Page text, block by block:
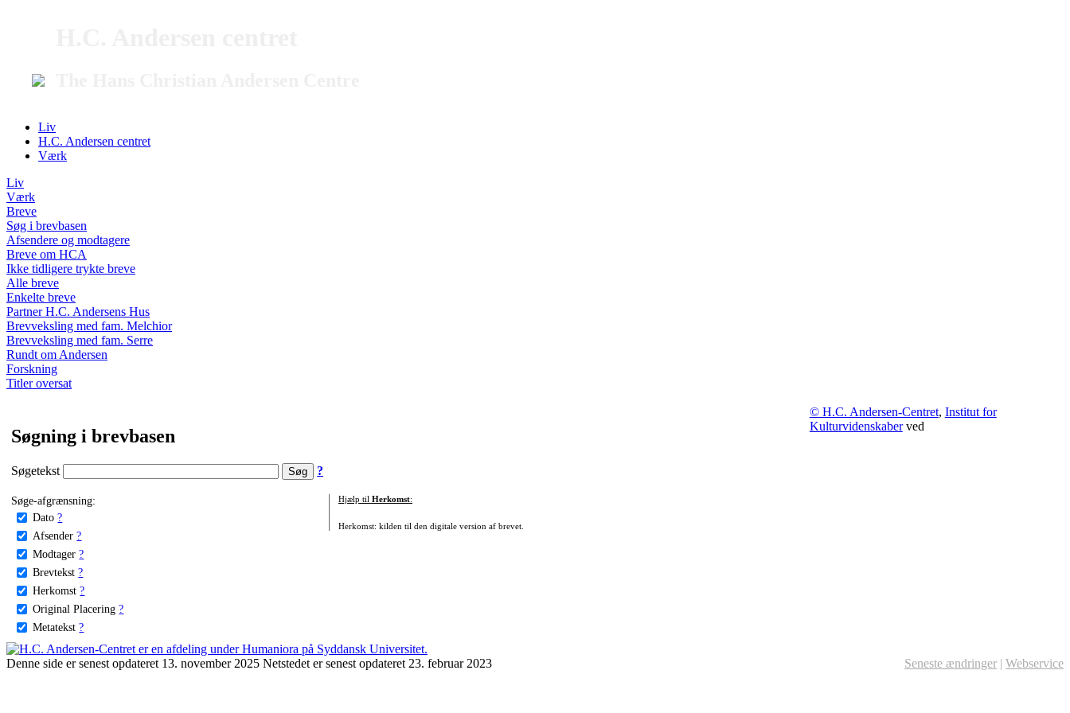
Liv
H.C. Andersen centret
Værk
Liv
Værk
Breve
Søg i brevbasen
Afsendere og modtagere
Breve om HCA
Ikke tidligere trykte breve
Alle breve
Enkelte breve
Partner H.C. Andersens Hus
Brevveksling med fam. Melchior
Brevveksling med fam. Serre
Rundt om Andersen
Forskning
Titler oversat
Søgning i brevbasen
Søgetekst ?
Søge-afgrænsning:
Dato ?
Afsender ?
Modtager ?
Brevtekst ?
Herkomst ?
Original Placering ?
Metatekst ?
Hjælp til Herkomst:
Herkomst: kilden til den digitale version af brevet.
© H.C. Andersen-Centret, Institut for
Kulturvidenskaberved
Denne side er senest opdateret 13. november 2025 Netstedet er senest opdateret 23. februar 2023 Seneste ændringer | Webservice